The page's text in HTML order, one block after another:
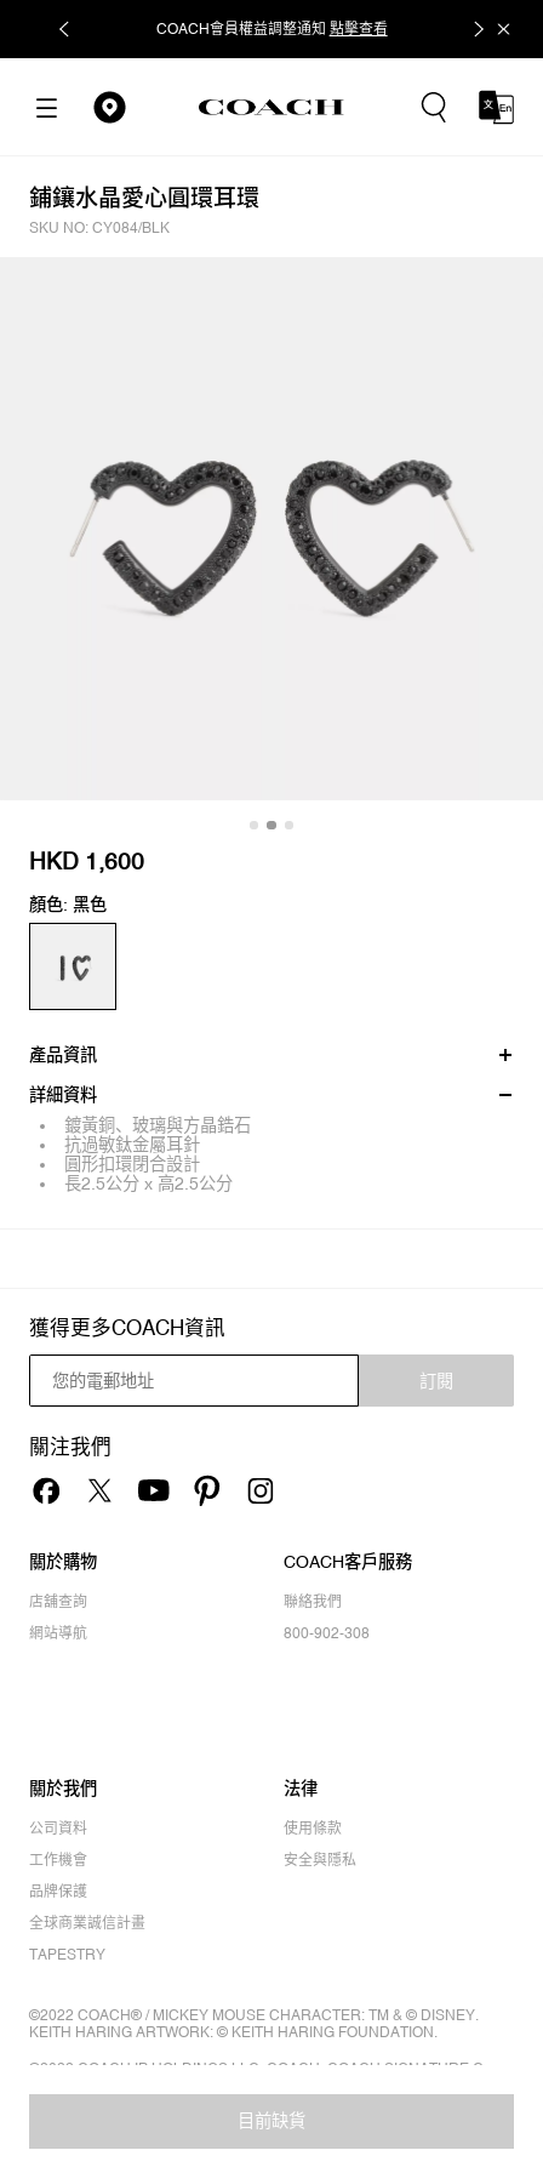
COACH會員權益調整通知 點擊查看 立即追蹤
鋪鑲水晶愛心圓環耳環
SKU NO: CY084/BLK
HKD 1,600
顏色: 黑色
產品資訊
詳細資料
鍍黃銅、玻璃與方晶鋯石
抗過敏鈦金屬耳針
圓形扣環閉合設計
長2.5公分 x 高2.5公分
目前缺貨
獲得更多COACH資訊
訂閱
關注我們
關於購物
店舖查詢
網站導航
COACH客戶服務
聯絡我們
800-902-308
關於我們
公司資料
工作機會
品牌保護
全球商業誠信計畫
TAPESTRY
法律
使用條款
安全與隱私
©2022 COACH® / MICKEY MOUSE CHARACTER: TM & © DISNEY.
KEITH HARING ARTWORK: © KEITH HARING FOUNDATION.
©2022 COACH IP HOLDINGS LLC. COACH, COACH SIGNATURE C